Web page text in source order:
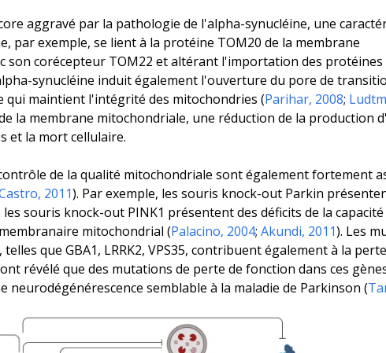
aggravé par la pathologie de l'alpha-synucléine, une
par exemple, se lient à la protéine TOM20 de la membrane
son corécepteur TOM22 et altérant l'importation des protéines
synucléine induit également l'ouverture du pore de
qui maintient l'intégrité des mitochondries (Parihar, 2008;
la membrane mitochondriale, une réduction de la production
et la mort cellulaire.
de la qualité mitochondriale sont également fortement
2011). Par exemple, les souris knock-out Parkin
souris knock-out PINK1 présentent des déficits de la capacité
mitochondrial (Palacino, 2004; Akundi, 2011). Les
que GBA1, LRRK2, VPS35, contribuent également à la perte
révélé que des mutations de perte de fonction dans ces
semblable à la maladie de Parkinson (